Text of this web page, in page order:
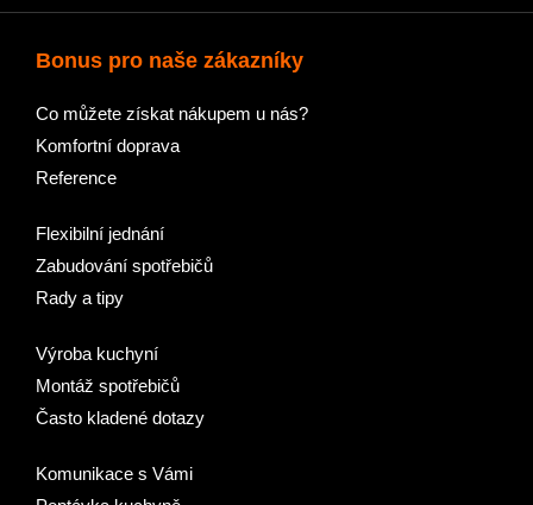
Bonus pro naše zákazníky
Co můžete získat nákupem u nás?
Komfortní doprava
Reference
Flexibilní jednání
Zabudování spotřebičů
Rady a tipy
Výroba kuchyní
Montáž spotřebičů
Často kladené dotazy
Komunikace s Vámi